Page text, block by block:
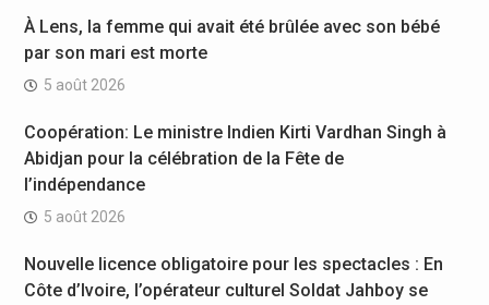
À Lens, la femme qui avait été brûlée avec son bébé
par son mari est morte
5 août 2026
Coopération: Le ministre Indien Kirti Vardhan Singh à
Abidjan pour la célébration de la Fête de
l’indépendance
5 août 2026
Nouvelle licence obligatoire pour les spectacles : En
Côte d’Ivoire, l’opérateur culturel Soldat Jahboy se